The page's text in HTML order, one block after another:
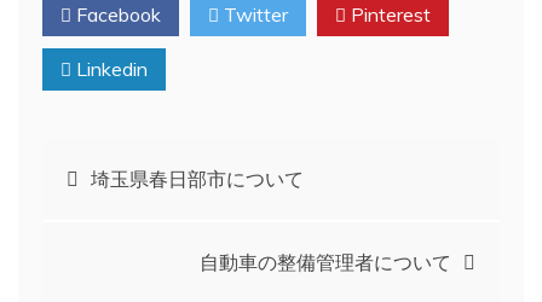
Facebook Twitter Pinterest
Linkedin
投 埼玉県春日部市について
自動車の整備管理者について